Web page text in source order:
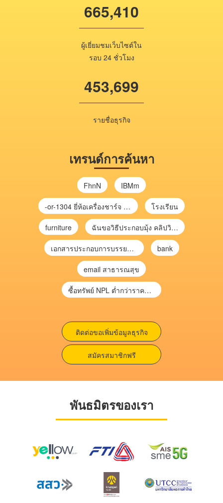
665,410
ผู้เยี่ยมชมเว็บไซต์ใน
รอบ 24 ชั่วโมง
453,699
รายชื่อธุรกิจ
เทรนด์การค้นหา
FhnN IBMm
-or-1304 ยี่ห้อเครื่องชาร์จ chargecore โรงเรียน
furniture ฉันขอวิธีประกอบมุ้ง คลิปวิดีโอ การประกอบมุ้ง
เอกสารประกอบการบรรยาย การประเมินความเสี่ยงเพื่อวางแผนการตรวจสอบ \ bank
email สาธารณสุข
ซื้อทรัพย์ NPL ต่ำกว่าราคาตลาด 30-70% แบบไม่ต้องไปประมูล”
ติดต่อขอเพิ่มข้อมูลธุรกิจ
สมัครสมาชิกฟรี
พันธมิตรของเรา